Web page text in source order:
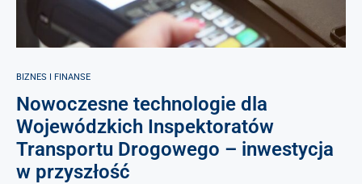
BIZNES I FINANSE
Nowoczesne technologie dla
Wojewódzkich Inspektoratów
Transportu Drogowego – inwestycja
w przyszłość